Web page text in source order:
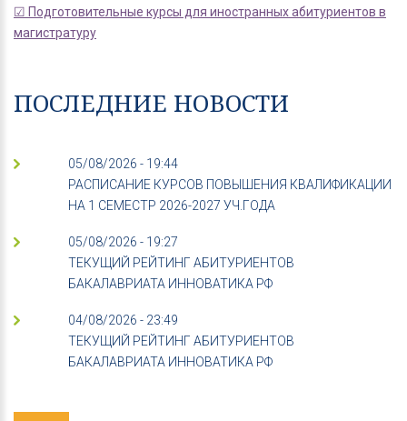
☑ Подготовительные курсы для иностранных абитуриентов в
магистратуру
ПОСЛЕДНИЕ НОВОСТИ
05/08/2026 - 19:44
РАСПИСАНИЕ КУРСОВ ПОВЫШЕНИЯ КВАЛИФИКАЦИИ
НА 1 СЕМЕСТР 2026-2027 УЧ.ГОДА
05/08/2026 - 19:27
ТЕКУЩИЙ РЕЙТИНГ АБИТУРИЕНТОВ
БАКАЛАВРИАТА ИННОВАТИКА РФ
04/08/2026 - 23:49
ТЕКУЩИЙ РЕЙТИНГ АБИТУРИЕНТОВ
БАКАЛАВРИАТА ИННОВАТИКА РФ